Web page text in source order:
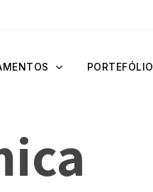
PORTEFÓLIO